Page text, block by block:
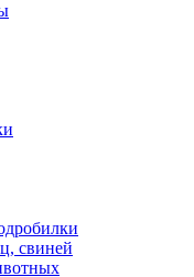
свиней